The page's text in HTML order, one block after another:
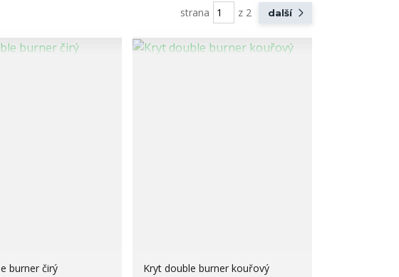
strana z 2 další
burner čirý Kryt double burner kouřový